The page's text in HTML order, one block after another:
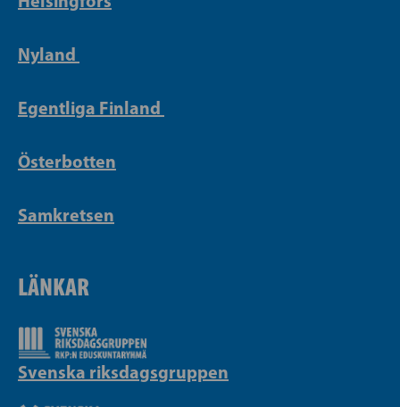
Nyland
Egentliga Finland
Österbotten
Samkretsen
LÄNKAR
Svenska riksdagsgruppen